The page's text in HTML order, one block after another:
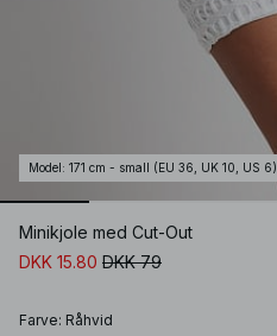
Model : 171 cm - small (EU 36, UK 10, US 6)
Minikjole med Cut-Out
DKK 15.80 DKK 79
Farve: Råhvid